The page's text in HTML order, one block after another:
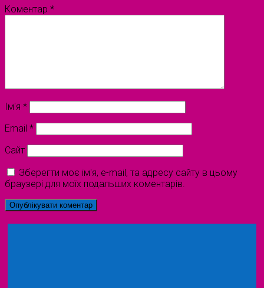
Коментар *
Ім'я *
Email *
Сайт
Зберегти моє ім'я, e-mail, та адресу сайту в цьому
браузері для моїх подальших коментарів.